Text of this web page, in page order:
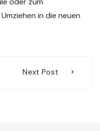
in die neuen
Next Post